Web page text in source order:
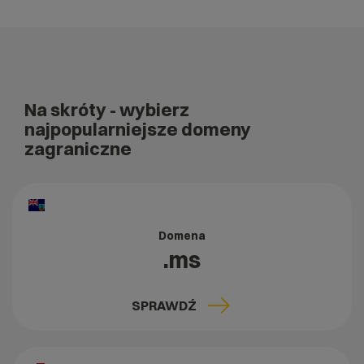
Na skróty - wybierz
najpopularniejsze domeny
zagraniczne
Domena
.ms
SPRAWDŹ